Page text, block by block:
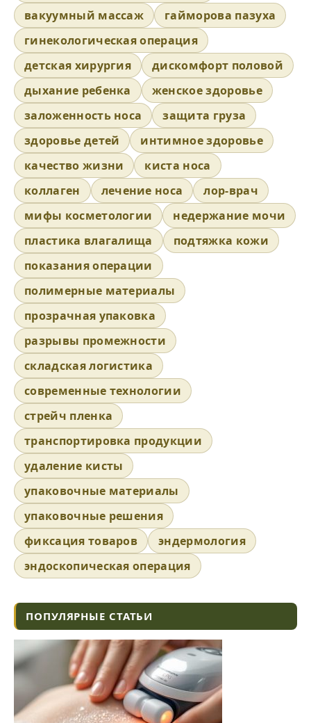
вакуумный массаж
гайморова пазуха
гинекологическая операция
детская хирургия
дискомфорт половой
дыхание ребенка
женское здоровье
заложенность носа
защита груза
здоровье детей
интимное здоровье
качество жизни
киста носа
коллаген
лечение носа
лор-врач
мифы косметологии
недержание мочи
пластика влагалища
подтяжка кожи
показания операции
полимерные материалы
прозрачная упаковка
разрывы промежности
складская логистика
современные технологии
стрейч пленка
транспортировка продукции
удаление кисты
упаковочные материалы
упаковочные решения
фиксация товаров
эндермология
эндоскопическая операция
ПОПУЛЯРНЫЕ СТАТЬИ